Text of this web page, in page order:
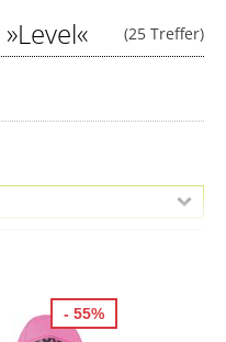
(25 Treffer)
»Level«
- 55%